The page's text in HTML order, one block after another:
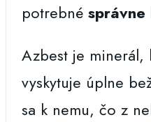
potrebné
Azbest je
vyskytuje úplne
sa k nemu, čo z